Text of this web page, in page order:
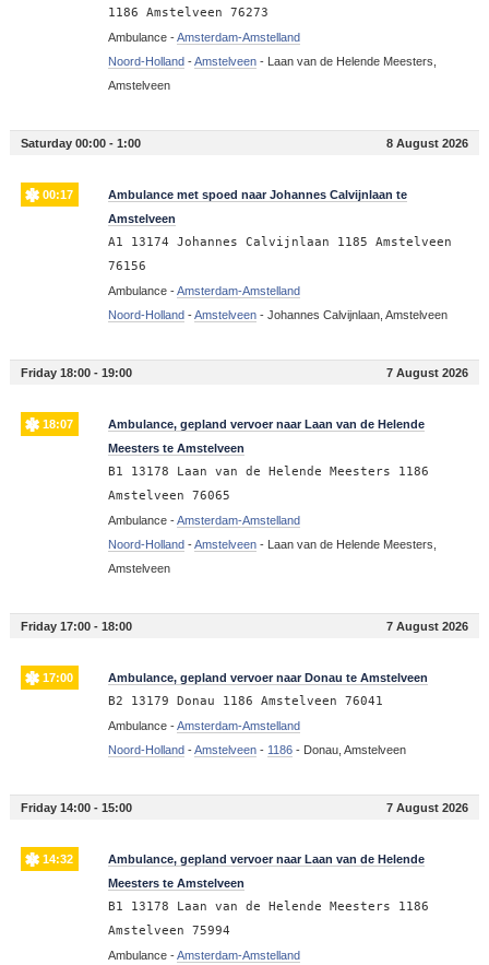
1186 Amstelveen 76273
Ambulance -Amsterdam-Amstelland
Noord-Holland-Amstelveen- Laan van de Helende Meesters,
Amstelveen
Saturday 00:00 - 1:00 8 August 2026
00:17
Ambulance met spoed naar Johannes Calvijnlaan te
Amstelveen
A1 13174 Johannes Calvijnlaan 1185 Amstelveen
76156
Ambulance -Amsterdam-Amstelland
Noord-Holland-Amstelveen- Johannes Calvijnlaan, Amstelveen
Friday 18:00 - 19:00 7 August 2026
18:07
Ambulance, gepland vervoer naar Laan van de Helende
Meesters te Amstelveen
B1 13178 Laan van de Helende Meesters 1186
Amstelveen 76065
Ambulance -Amsterdam-Amstelland
Noord-Holland-Amstelveen- Laan van de Helende Meesters,
Amstelveen
Friday 17:00 - 18:00 7 August 2026
17:00 Ambulance, gepland vervoer naar Donau te Amstelveen
B2 13179 Donau 1186 Amstelveen 76041
Ambulance -Amsterdam-Amstelland
Noord-Holland-Amstelveen- 1186- Donau, Amstelveen
Friday 14:00 - 15:00 7 August 2026
14:32
Ambulance, gepland vervoer naar Laan van de Helende
Meesters te Amstelveen
B1 13178 Laan van de Helende Meesters 1186
Amstelveen 75994
Ambulance -Amsterdam-Amstelland